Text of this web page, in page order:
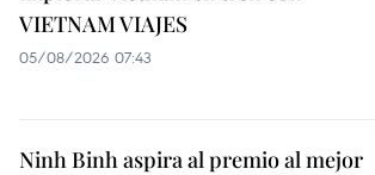
VIETNAM VIAJES
05/08/2026 07:43
Ninh Binh aspira al premio al mejor